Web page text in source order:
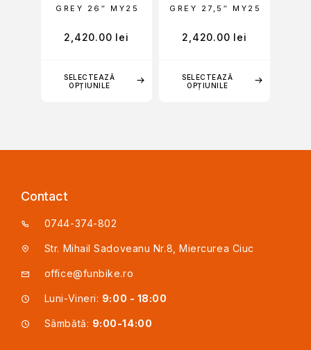
SELECTEAZĂ
OPȚIUNILE
GREY 26″ MY25
2,420.00 lei
SELECTEAZĂ
OPȚIUNILE
GREY 27,5″ MY25
2,420.00 lei
Contact
0744-374-802
Str. Mihail Sadoveanu Nr.8, Miercurea Ciuc
office@funbike.ro
Luni-Vineri: 9:00 - 18:00
Sâmbătă: 9:00-14:00